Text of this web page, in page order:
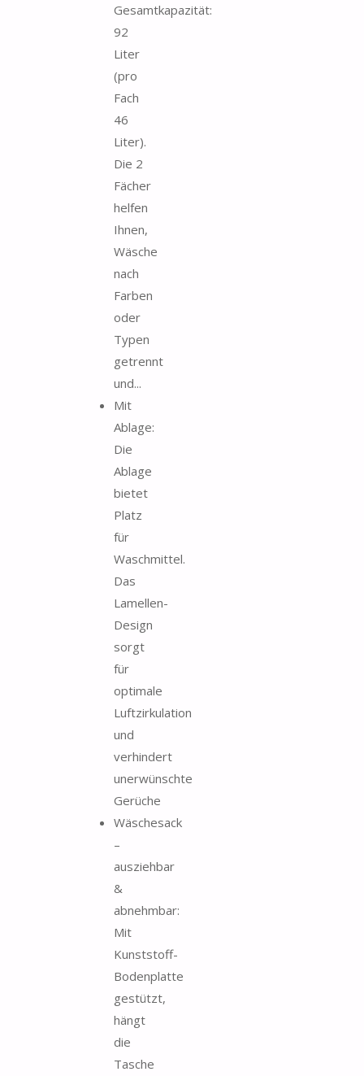
Gesamtkapazität:
92
Liter
(pro
Fach
46
Liter).
Die 2
Fächer
helfen
Ihnen,
Wäsche
nach
Farben
oder
Typen
getrennt
und...
Mit
Ablage:
Die
Ablage
bietet
Platz
für
Waschmittel.
Das
Lamellen-
Design
sorgt
für
optimale
Luftzirkulation
und
verhindert
unerwünschte
Gerüche
Wäschesack
–
ausziehbar
&
abnehmbar:
Mit
Kunststoff-
Bodenplatte
gestützt,
hängt
die
Tasche